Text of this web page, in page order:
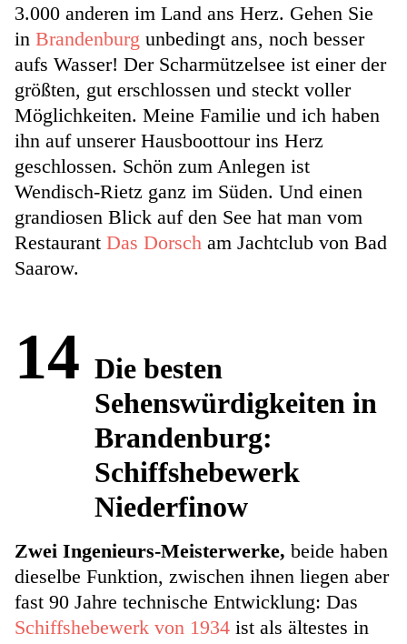
3.000 anderen im Land ans Herz. Gehen Sie
in Brandenburg unbedingt ans, noch besser
aufs Wasser! Der Scharmützelsee ist einer der
größten, gut erschlossen und steckt voller
Möglichkeiten. Meine Familie und ich haben
ihn auf unserer Hausboottour ins Herz
geschlossen. Schön zum Anlegen ist
Wendisch-Rietz ganz im Süden. Und einen
grandiosen Blick auf den See hat man vom
Restaurant Das Dorsch am Jachtclub von Bad
Saarow.
14 Die besten
Sehenswürdigkeiten in
Brandenburg:
Schiffshebewerk
Niederfinow
Zwei Ingenieurs-Meisterwerke, beide haben
dieselbe Funktion, zwischen ihnen liegen aber
fast 90 Jahre technische Entwicklung: Das
Schiffshebewerk von 1934 ist als ältestes in